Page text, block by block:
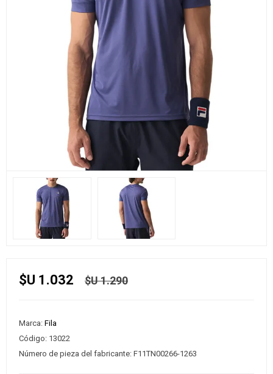
$U 1.032 $U 1.290
Marca: Fila
Código: 13022
Número de pieza del fabricante: F11TN00266-1263